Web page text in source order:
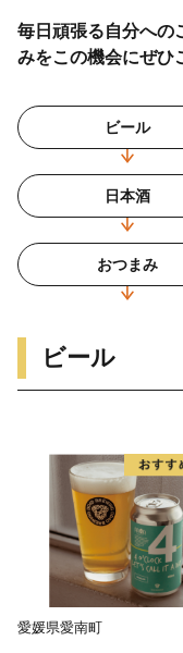
毎日頑張る自分への
みをこの機会にぜひ
ビール
日本酒
おつまみ
ビール
愛媛県愛南町